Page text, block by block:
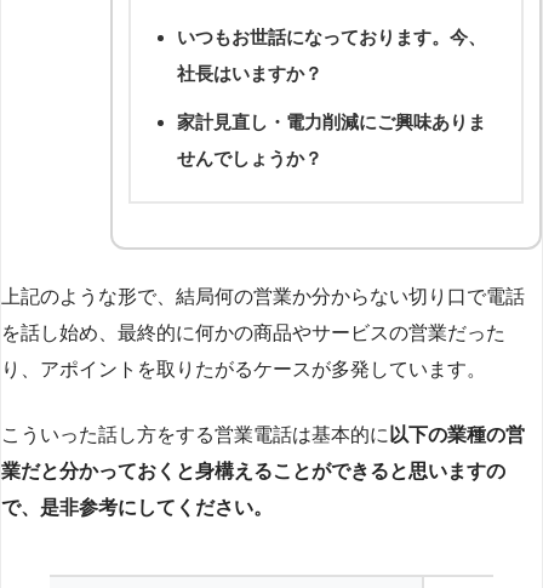
いつもお世話になっております。今、
社長はいますか？
家計見直し・電力削減にご興味ありま
せんでしょうか？
上記のような形で、結局何の営業か分からない切り口で電話
を話し始め、最終的に何かの商品やサービスの営業だった
り、アポイントを取りたがるケースが多発しています。
こういった話し方をする営業電話は基本的に 以下の業種の営
業だと分かっておくと身構えることができると思いますの
で、是非参考にしてください。